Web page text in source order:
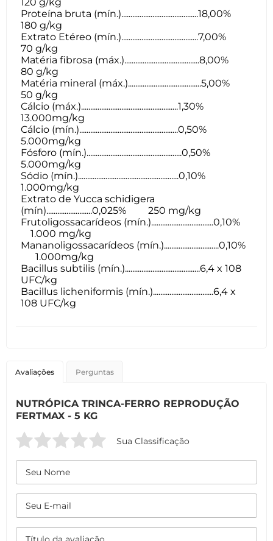
Proteína bruta (mín.)..........................................18,00%
180 g/kg
Extrato Etéreo (mín.)..........................................7,00%
70 g/kg
Matéria fibrosa (máx.).........................................8,00%
80 g/kg
Matéria mineral (máx.)........................................5,00%
50 g/kg
Cálcio (máx.).....................................................1,30%
13.000mg/kg
Cálcio (mín.)......................................................0,50%
5.000mg/kg
Fósforo (mín.)....................................................0,50%
5.000mg/kg
Sódio (mín.).......................................................0,10%
1.000mg/kg
Extrato de Yucca schidigera
(mín).........................0,025% 250 mg/kg
Frutoligossacarídeos (mín.)..................................0,10%
1.000 mg/kg
Mananoligossacarídeos (mín.)..............................0,10%
1.000mg/kg
Bacillus subtilis (mín.).........................................6,4 x 108
UFC/kg
Bacillus licheniformis (mín.).................................6,4 x
108 UFC/kg
Avaliações Perguntas
NUTRÓPICA TRINCA-FERRO REPRODUÇÃO
FERTMAX - 5 KG
Sua Classificação